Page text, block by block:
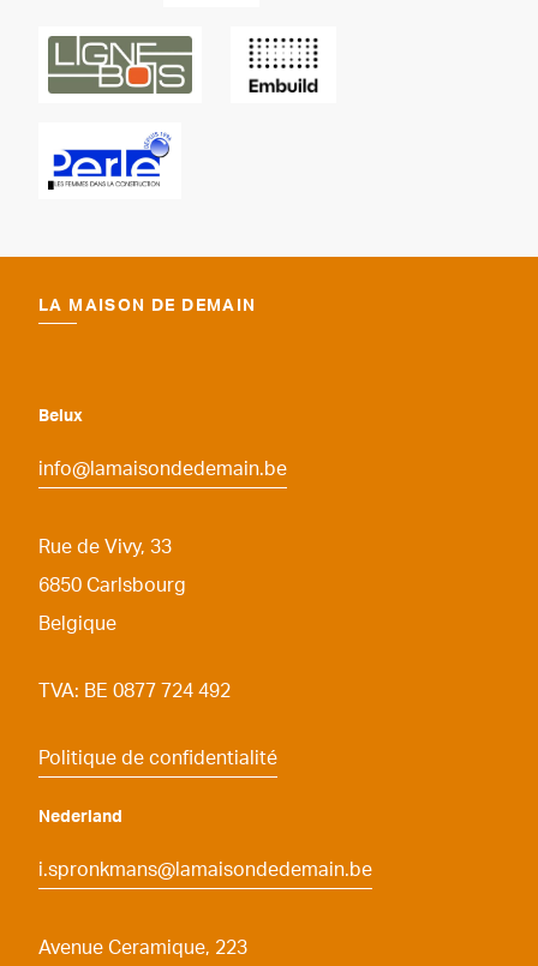
LA MAISON DE DEMAIN
Belux
info@lamaisondedemain.be
Rue de Vivy, 33
6850 Carlsbourg
Belgique
TVA: BE 0877 724 492
Politique de confidentialité
Nederland
i.spronkmans@lamaisondedemain.be
Avenue Ceramique, 223